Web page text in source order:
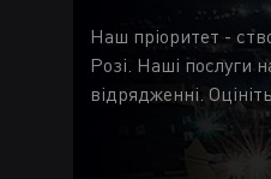
Наш пріоритет -
Розі. Наші послуги
відрядженні.